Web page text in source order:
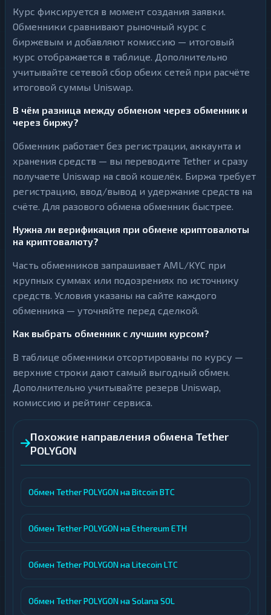
Курс фиксируется в момент создания заявки.
Обменники сравнивают рыночный курс с
биржевым и добавляют комиссию — итоговый
курс отображается в таблице. Дополнительно
учитывайте сетевой сбор обеих сетей при расчёте
итоговой суммы Uniswap.
В чём разница между обменом через обменник и
через биржу?
Обменник работает без регистрации, аккаунта и
хранения средств — вы переводите Tether и сразу
получаете Uniswap на свой кошелёк. Биржа требует
регистрацию, ввод/вывод и удержание средств на
счёте. Для разового обмена обменник быстрее.
Нужна ли верификация при обмене криптовалюты
на криптовалюту?
Часть обменников запрашивает AML/KYC при
крупных суммах или подозрениях по источнику
средств. Условия указаны на сайте каждого
обменника — уточняйте перед сделкой.
Как выбрать обменник с лучшим курсом?
В таблице обменники отсортированы по курсу —
верхние строки дают самый выгодный обмен.
Дополнительно учитывайте резерв Uniswap,
комиссию и рейтинг сервиса.
Похожие направления обмена Tether
POLYGON
Обмен Tether POLYGON на Bitcoin BTC
Обмен Tether POLYGON на Ethereum ETH
Обмен Tether POLYGON на Litecoin LTC
Обмен Tether POLYGON на Solana SOL